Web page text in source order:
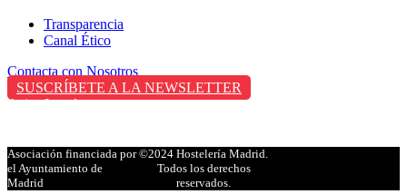
Transparencia
Canal Ético
Contacta con Nosotros
SUSCRÍBETE A LA NEWSLETTER
Aviso Legal
Asociación financiada por
el Ayuntamiento de
Madrid
©2024 Hostelería Madrid.
Todos los derechos
reservados.